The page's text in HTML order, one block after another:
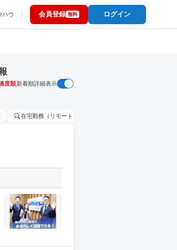
ハウ 会員登録 無料 ログイン
度順新着順詳細表示
在宅勤務（リモートワーク）OK